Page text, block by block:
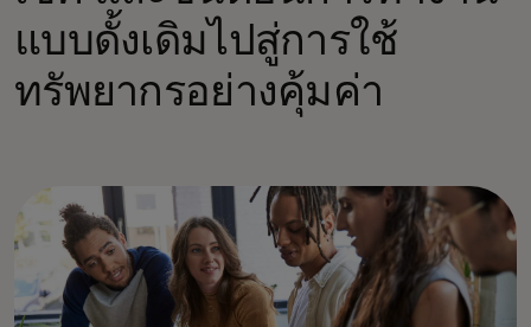
แบบดั้งเดิมไปสู่การใช้
ทรัพยากรอย่างคุ้มค่า